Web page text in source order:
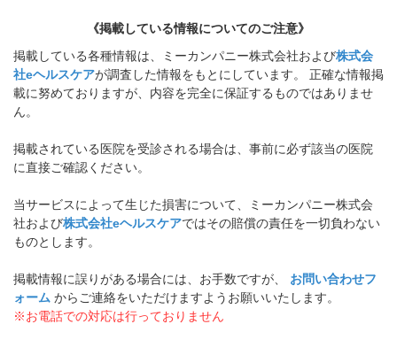
《掲載している情報についてのご注意》
掲載している各種情報は、ミーカンパニー株式会社および株式会
社eヘルスケアが調査した情報をもとにしています。 正確な情報掲
載に努めておりますが、内容を完全に保証するものではありませ
ん。
掲載されている医院を受診される場合は、事前に必ず該当の医院
に直接ご確認ください。
当サービスによって生じた損害について、ミーカンパニー株式会
社および株式会社eヘルスケアではその賠償の責任を一切負わない
ものとします。
掲載情報に誤りがある場合には、お手数ですが、 お問い合わせフ
ォーム からご連絡をいただけますようお願いいたします。
※お電話での対応は行っておりません